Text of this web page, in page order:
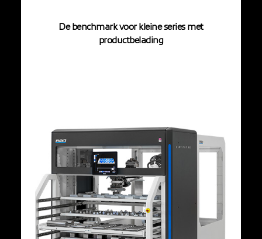
De benchmark voor kleine series met
productbelading